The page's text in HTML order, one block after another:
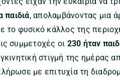
παιδιά, απολαμβάνοντας μια
το φυσικό κάλλος της
συμμετοχές οι 230 ήταν
στιγμή της ημέρας
με επιτυχία τη